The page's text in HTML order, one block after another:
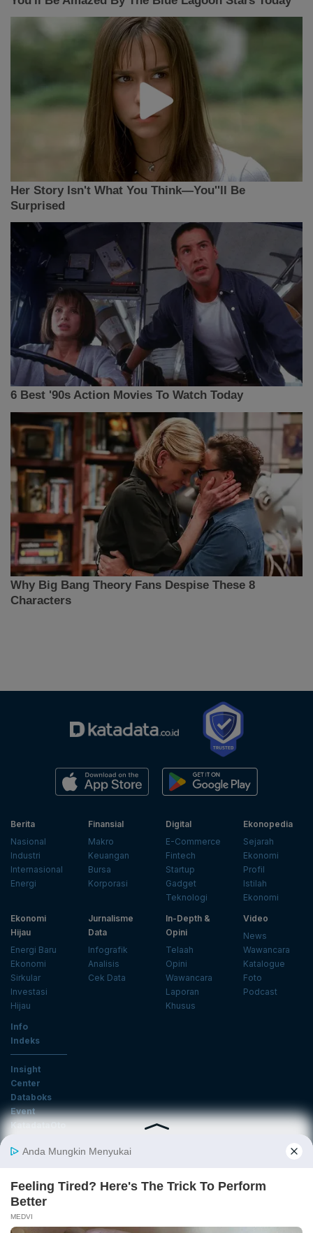
Berita
Nasional
Industri
Internasional
Energi
Finansial
Makro
Keuangan
Bursa
Korporasi
Digital
E-Commerce
Fintech
Startup
Gadget
Teknologi
Ekonopedia
Sejarah
Ekonomi
Profil
Istilah
Ekonomi
Ekonomi
Hijau
Energi Baru
Ekonomi
Sirkular
Investasi
Hijau
Jurnalisme
Data
Infografik
Analisis
Cek Data
In-Depth &
Opini
Telaah
Opini
Wawancara
Laporan
Khusus
Video
News
Wawancara
Katalogue
Foto
Podcast
Info
Indeks
Insight
Center
Databoks
Event
KatadataOto
Email
Daftar